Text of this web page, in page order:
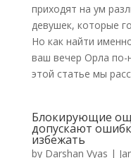
приходят на ум
девушек, которые
Но как найти
ваш вечер Орла
этой статье мы
Блокирующие
допускают
избежать
by Darshan Vyas |